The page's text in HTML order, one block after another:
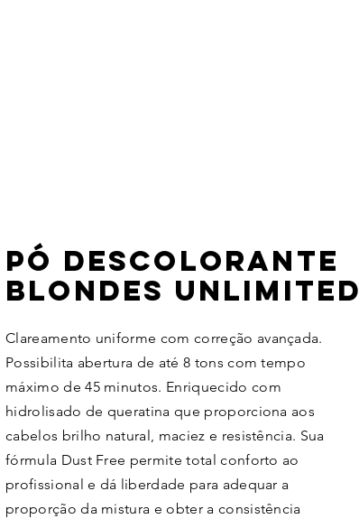
PÓ DESCOLORANTE
BLONDES UNLIMITED
Clareamento uniforme com correção avançada.
Possibilita abertura de até 8 tons com tempo
máximo de 45 minutos. Enriquecido com
hidrolisado de queratina que proporciona aos
cabelos brilho natural, maciez e resistência. Sua
fórmula Dust Free permite total conforto ao
profissional e dá liberdade para adequar a
proporção da mistura e obter a consistência